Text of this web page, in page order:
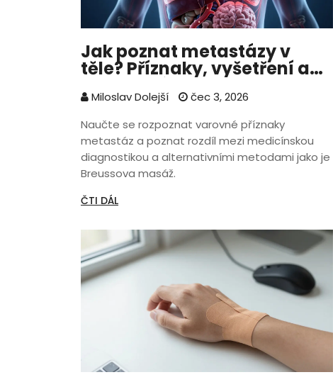
Jak poznat metastázy v
těle? Příznaky, vyšetření a
Miloslav Dolejší
čec 3, 2026
Naučte se rozpoznat varovné příznaky
metastáz a poznat rozdíl mezi medicínskou
diagnostikou a alternativními metodami jako je
Breussova masáž.
ČTI DÁL